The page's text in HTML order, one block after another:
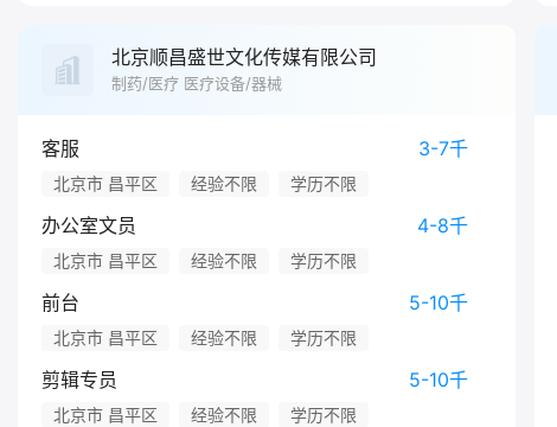
北京顺昌盛世文化传媒有限公司
制药/医疗 医疗设备/器械
客服 3-7千
北京市 昌平区 经验不限 学历不限
办公室文员 4-8千
北京市 昌平区 经验不限 学历不限
前台 5-10千
北京市 昌平区 经验不限 学历不限
剪辑专员 5-10千
北京市 昌平区 经验不限 学历不限